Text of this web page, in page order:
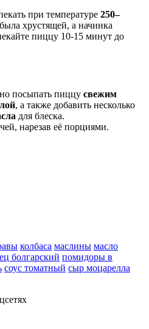
при температуре 250–
хрустящей, а начинка
пиццу 10-15 минут до
посыпать пиццу свежим
, а также добавить несколько
для блеска.
нарезав её порциями.
колбаса маслины масло
болгарский помидоры в
соус томатный сыр моцарелла